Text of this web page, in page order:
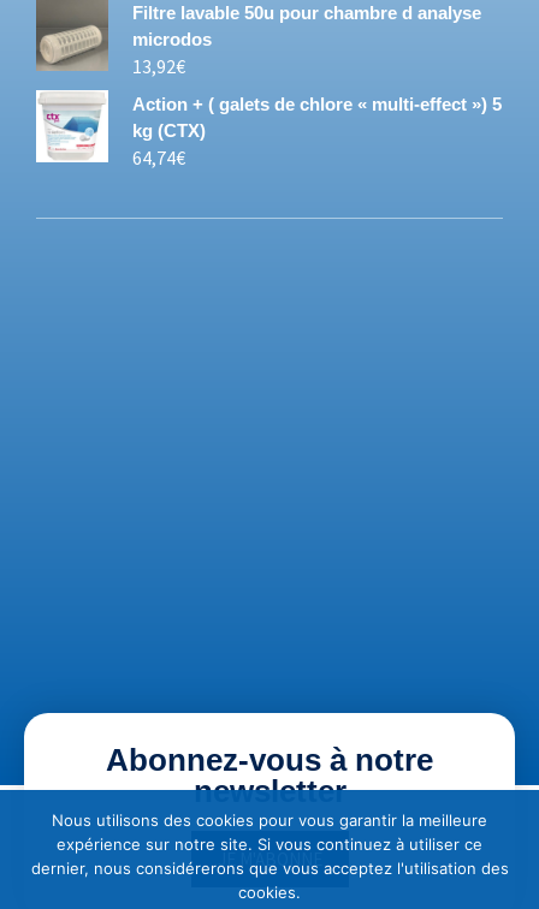
Filtre lavable 50u pour chambre d analyse
microdos
13,92€
Action + ( galets de chlore « multi-effect ») 5
kg (CTX)
64,74€
Abonnez-vous à notre
newsletter
JE M'ABONNE
Nous utilisons des cookies pour vous garantir la meilleure
expérience sur notre site. Si vous continuez à utiliser ce
dernier, nous considérerons que vous acceptez l'utilisation des
cookies.